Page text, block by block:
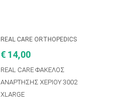
REAL CARE ORTHOPEDICS
€ 14,00
REAL CARE ΦΑΚΕΛΟΣ
ΑΝΑΡΤΗΣΗΣ ΧΕΡΙΟΥ 3002
XLARGE